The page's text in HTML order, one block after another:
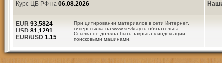
Курс ЦБ РФ на 06.08.2026
При цитировании материалов в сети Интернет,
гиперссылка на www.sevkray.ru обязательна.
Ссылка не должна быть закрыта к индексации
поисковыми машинами.
EUR 93,5824
USD 81,1291
EUR/USD 1.15